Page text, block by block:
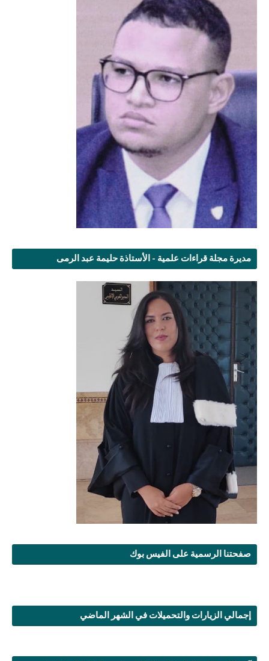
مديرة مجلة قراءات علمية - الأستاذة حليمة عبد الرمى
صفحتنا الرسمية على الفيس بوك
إجمالي الزيارات والتحميلات في الشهر الماضي